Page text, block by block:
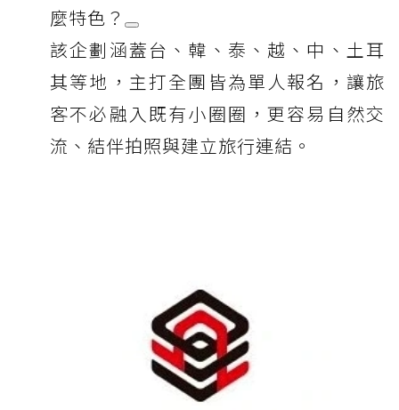
麼特色？
該企劃涵蓋台、韓、泰、越、中、土耳
其等地，主打全團皆為單人報名，讓旅
客不必融入既有小圈圈，更容易自然交
流、結伴拍照與建立旅行連結。